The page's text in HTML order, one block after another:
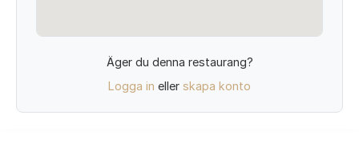
Äger du denna restaurang?
Logga in eller skapa konto